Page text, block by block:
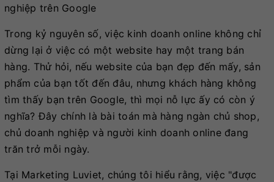
nghiệp trên Google
Trong kỷ nguyên số, việc kinh doanh online không chỉ
dừng lại ở việc có một website hay một trang bán
hàng. Thử hỏi, nếu website của bạn đẹp đến mấy, sản
phẩm của bạn tốt đến đâu, nhưng khách hàng không
tìm thấy bạn trên Google, thì mọi nỗ lực ấy có còn ý
nghĩa? Đây chính là bài toán mà hàng ngàn chủ shop,
chủ doanh nghiệp và người kinh doanh online đang
trăn trở mỗi ngày.
Tại Marketing Luviet, chúng tôi hiểu rằng, việc "được